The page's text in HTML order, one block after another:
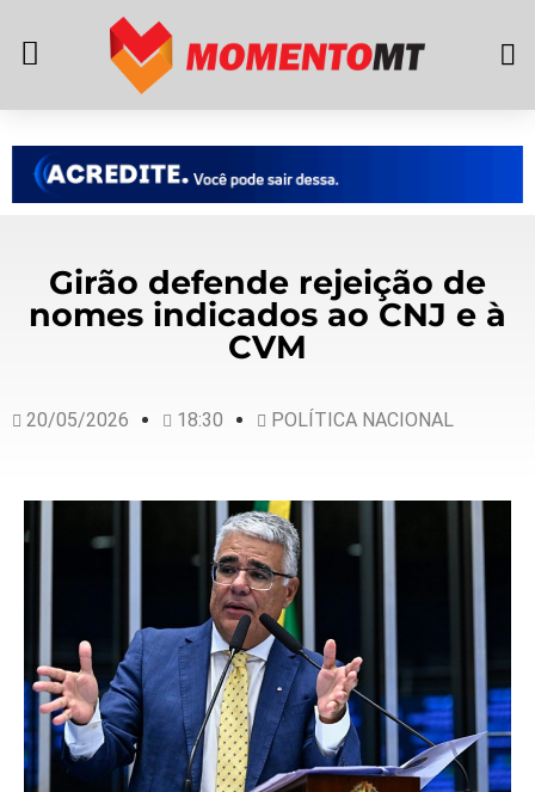
Girão defende rejeição de
nomes indicados ao CNJ e à
CVM
20/05/2026 18:30 POLÍTICA NACIONAL